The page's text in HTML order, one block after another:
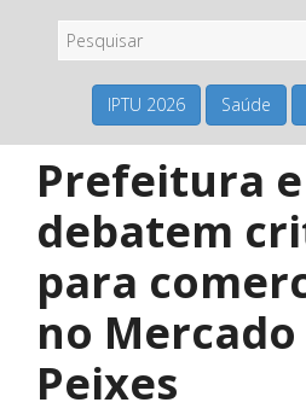
IPTU 2026 Saúde
Prefeitura
debatem
para
no Mercado
Peixes